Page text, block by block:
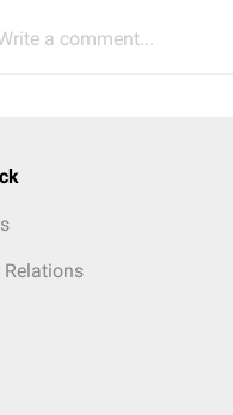
a comment...
Relations